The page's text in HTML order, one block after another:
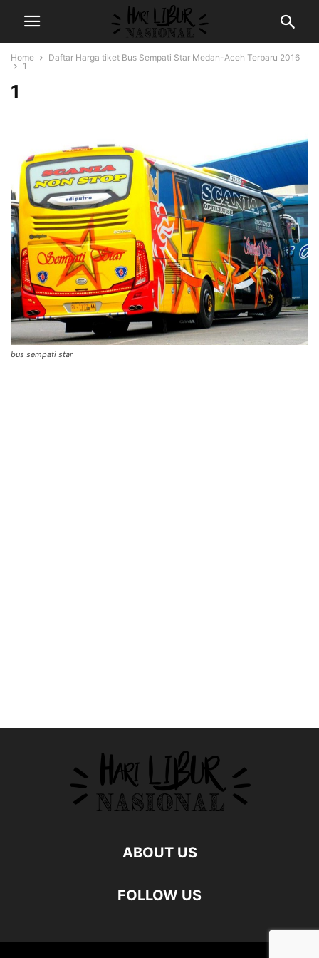
Home
Daftar Harga tiket Bus Sempati Star Medan-Aceh Terbaru 2016
1
1
bus sempati star
ABOUT US
FOLLOW US